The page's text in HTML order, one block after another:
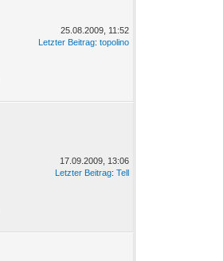
25.08.2009, 11:52
Letzter Beitrag:topolino
17.09.2009, 13:06
Letzter Beitrag:Tell